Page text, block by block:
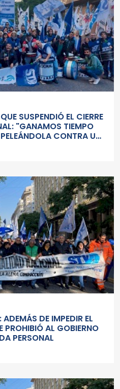
SUSPENDIÓ EL CIERRE
"GANAMOS TIEMPO
CONTRA UN
DE IMPEDIR EL
PROHIBIÓ AL GOBIERNO
PERSONAL